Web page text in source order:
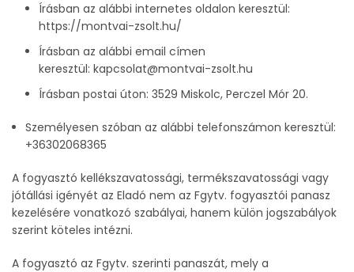
Írásban az alábbi internetes oldalon keresztül:
https://montvai-zsolt.hu/
Írásban az alábbi email címen
keresztül: kapcsolat@montvai-zsolt.hu
Írásban postai úton: 3529 Miskolc, Perczel Mór 20.
Személyesen szóban az alábbi telefonszámon keresztül:
+36302068365
A fogyasztó kellékszavatossági, termékszavatossági vagy
jótállási igényét az Eladó nem az Fgytv. fogyasztói panasz
kezelésére vonatkozó szabályai, hanem külön jogszabályok
szerint köteles intézni.
A fogyasztó az Fgytv. szerinti panaszát, mely a